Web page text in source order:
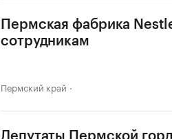
Пермская фабрика
сотрудникам
Пермский край
Депутаты Пермской